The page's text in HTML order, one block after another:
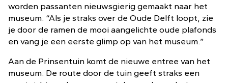
worden passanten nieuwsgierig gemaakt naar het
museum. “Als je straks over de Oude Delft loopt, zie
je door de ramen de mooi aangelichte oude plafonds
en vang je een eerste glimp op van het museum.”
Aan de Prinsentuin komt de nieuwe entree van het
museum. De route door de tuin geeft straks een